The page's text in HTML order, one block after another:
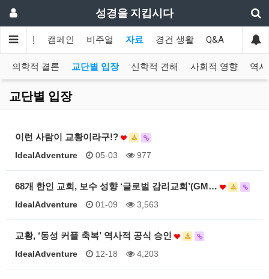
성경을 지킵시다
메인 캠페인 비주얼 자료 경건 생활 Q&A 협력
의학적 결론 교단별 입장 신학적 견해 사회적 영향 역
교단별 입장
이런 사람이 교황이라구!?
IdealAdventure 05-03 977
68개 한인 교회, 보수 성향 ‘글로벌 감리교회’(GM…
IdealAdventure 01-09 3,563
교황, ‘동성 커플 축복’ 역사적 공식 승인
IdealAdventure 12-18 4,203